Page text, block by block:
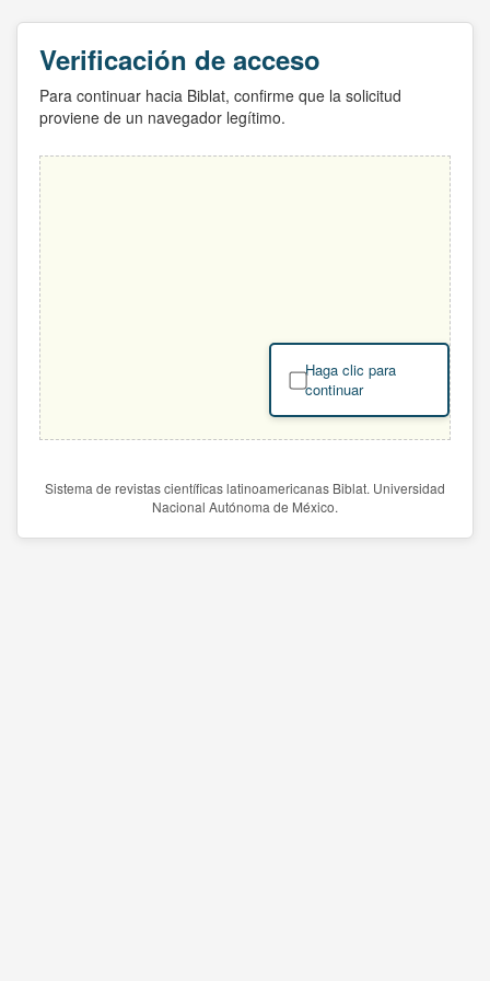
Verificación de acceso
Para continuar hacia Biblat, confirme que la solicitud
proviene de un navegador legítimo.
Haga clic para
continuar
Sistema de revistas científicas latinoamericanas Biblat. Universidad
Nacional Autónoma de México.